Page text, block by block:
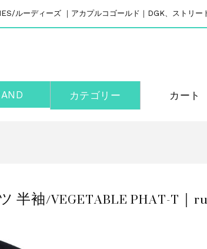
ルーディーズ ｜アカプルコゴールド｜DGK、ストリー
カテゴリー カート
半袖/VEGETABLE PHAT-T｜